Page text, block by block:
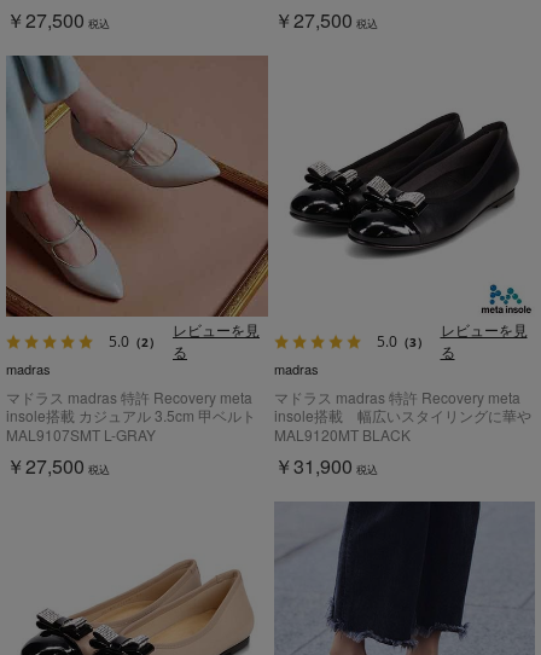
￥27,500 税込 ￥27,500 税込
5.0 （2）
レビューを見
る
madras
マドラス madras 特許 Recovery meta
insole搭載 カジュアル 3.5cm 甲ベルト
付き ローヒールパンプス MAL9107SMT
MAL9107SMT L-GRAY
￥27,500 税込
5.0（3）
レビューを見
る
madras
マドラス madras 特許 Recovery meta
insole搭載 幅広いスタイリングに華や
ぎをもたらす万能バレエシューズ
MAL9120MT BLACK
￥31,900 税込